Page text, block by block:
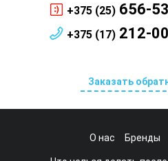
+375 (25) 656-
+375 (17) 212-
Заказать
О нас Бренды